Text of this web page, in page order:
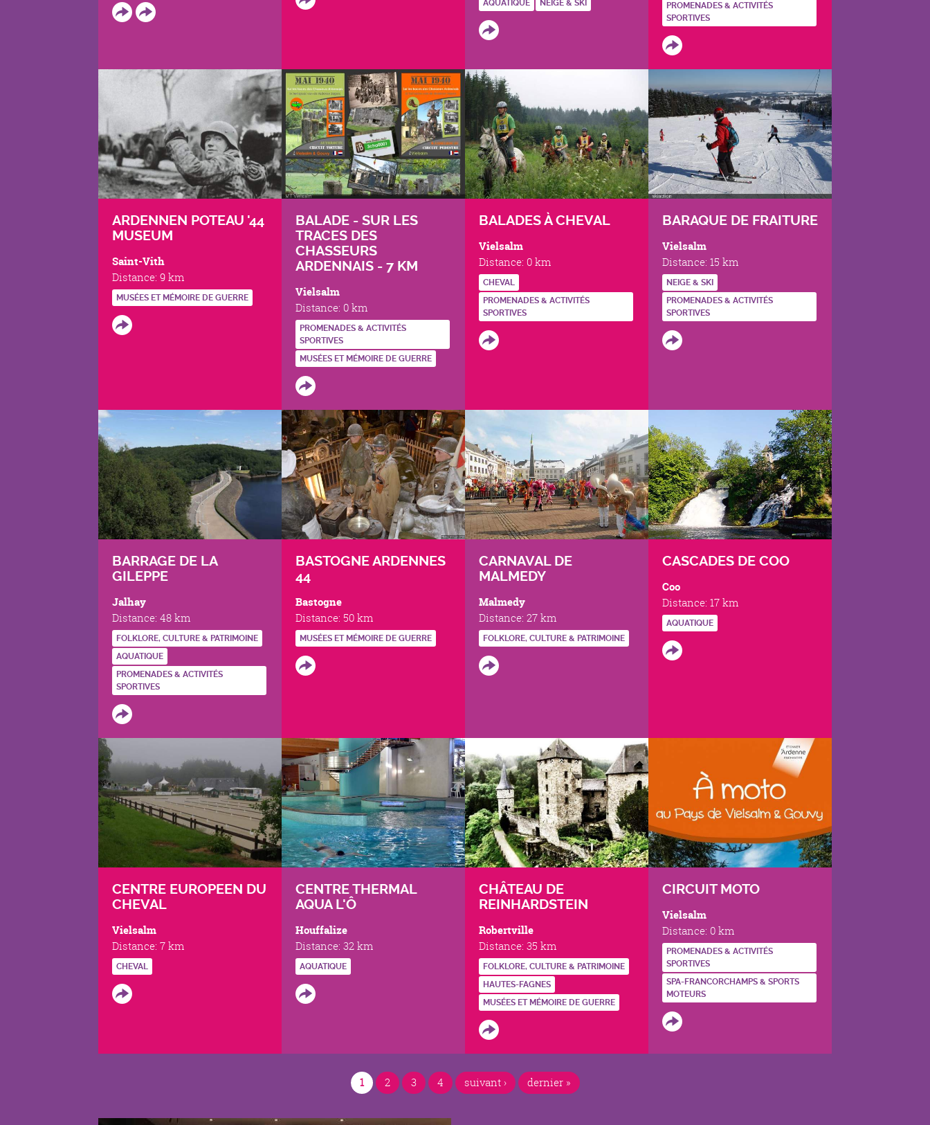
AQUATIQUE
NEIGE & SKI
PROMENADES & ACTIVITÉS
SPORTIVES
ARDENNEN POTEAU '44
MUSEUM
Saint-Vith
Distance: 9 km
MUSÉES ET MÉMOIRE DE GUERRE
BALADE - SUR LES
TRACES DES
CHASSEURS
ARDENNAIS - 7 KM
Vielsalm
Distance: 0 km
PROMENADES & ACTIVITÉS
SPORTIVES
MUSÉES ET MÉMOIRE DE GUERRE
BALADES À CHEVAL
Vielsalm
Distance: 0 km
CHEVAL
PROMENADES & ACTIVITÉS
SPORTIVES
BARAQUE DE FRAITURE
Vielsalm
Distance: 15 km
NEIGE & SKI
PROMENADES & ACTIVITÉS
SPORTIVES
BARRAGE DE LA
GILEPPE
Jalhay
Distance: 48 km
FOLKLORE, CULTURE & PATRIMOINE
AQUATIQUE
PROMENADES & ACTIVITÉS
SPORTIVES
BASTOGNE ARDENNES
44
Bastogne
Distance: 50 km
MUSÉES ET MÉMOIRE DE GUERRE
CARNAVAL DE
MALMEDY
Malmedy
Distance: 27 km
FOLKLORE, CULTURE & PATRIMOINE
CASCADES DE COO
Coo
Distance: 17 km
AQUATIQUE
CENTRE EUROPEEN DU
CHEVAL
Vielsalm
Distance: 7 km
CHEVAL
CENTRE THERMAL
AQUA L'Ô
Houffalize
Distance: 32 km
AQUATIQUE
CHÂTEAU DE
REINHARDSTEIN
Robertville
Distance: 35 km
FOLKLORE, CULTURE & PATRIMOINE
HAUTES-FAGNES
MUSÉES ET MÉMOIRE DE GUERRE
CIRCUIT MOTO
Vielsalm
Distance: 0 km
PROMENADES & ACTIVITÉS
SPORTIVES
SPA-FRANCORCHAMPS & SPORTS
MOTEURS
1 2 3 4 suivant › dernier »